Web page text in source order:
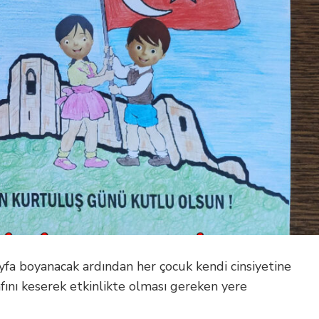
boyanacak ardından her çocuk kendi cinsiyetine
keserek etkinlikte olması gereken yere